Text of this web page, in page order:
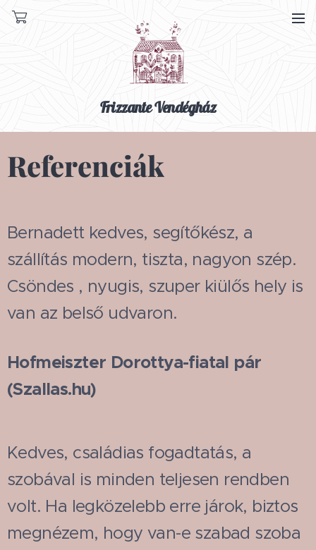
Frizzante Vendégház
Referenciák
Bernadett kedves, segítőkész, a
szállítás modern, tiszta, nagyon szép.
Csöndes , nyugis, szuper kiülős hely is
van az belső udvaron.
Hofmeiszter Dorottya-fiatal pár
(Szallas.hu)
Kedves, családias fogadtatás, a
szobával is minden teljesen rendben
volt. Ha legközelebb erre járok, biztos
megnézem, hogy van-e szabad szoba